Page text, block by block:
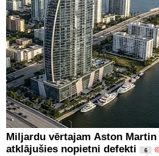
Miljardu vērtajam Aston
atklājušies nopietni defekti
6